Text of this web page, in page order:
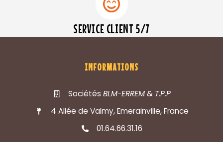
SERVICE CLIENT 5/7
INFORMATIONS
SociétésBLM-ERREM& T.P.P
4 Allée de Valmy, Emerainville, France
01.64.66.31.16